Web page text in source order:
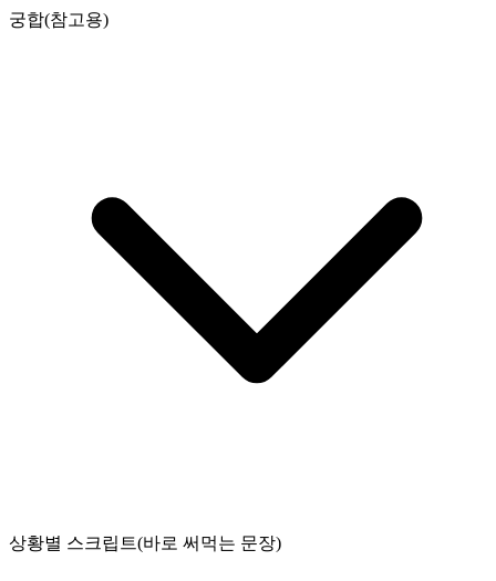
궁합(참고용)
상황별 스크립트(바로 써먹는 문장)